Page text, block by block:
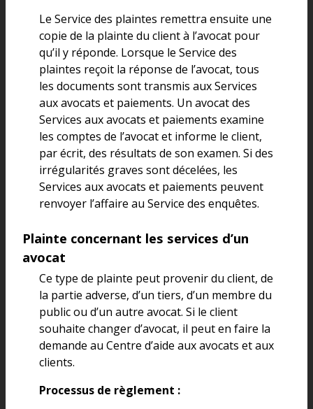
Le Service des plaintes remettra ensuite une
copie de la plainte du client à l’avocat pour
qu’il y réponde. Lorsque le Service des
plaintes reçoit la réponse de l’avocat, tous
les documents sont transmis aux Services
aux avocats et paiements. Un avocat des
Services aux avocats et paiements examine
les comptes de l’avocat et informe le client,
par écrit, des résultats de son examen. Si des
irrégularités graves sont décelées, les
Services aux avocats et paiements peuvent
renvoyer l’affaire au Service des enquêtes.
Plainte concernant les services d’un
avocat
Ce type de plainte peut provenir du client, de
la partie adverse, d’un tiers, d’un membre du
public ou d’un autre avocat. Si le client
souhaite changer d’avocat, il peut en faire la
demande au Centre d’aide aux avocats et aux
clients.
Processus de règlement :